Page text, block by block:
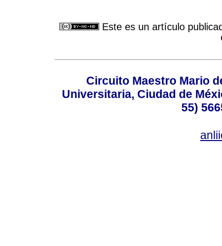
Este es un artículo
Circuito Maestro Mario
Universitaria, Ciudad de
55)